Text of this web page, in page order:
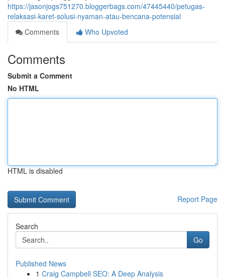
https://jasonjogs751270.bloggerbags.com/47445440/petugas-
relaksasi-karet-solusi-nyaman-atau-bencana-potensial
Comments
Who Upvoted
Comments
Submit a Comment
No HTML
HTML is disabled
Report Page
Search
Go
Published News
1 Craig Campbell SEO: A Deep Analysis